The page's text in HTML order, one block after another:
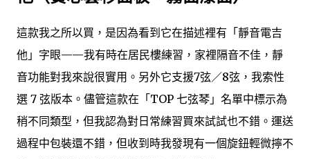
這款我之所以買，是因為看到它在描述裡有「靜音電吉
他」字眼——我有時在居民樓練習，家裡隔音不佳，靜
音功能對我來說很實用。另外它支援7弦／8弦，我索性
選 7 弦版本。儘管這款在「TOP 七弦琴」名單中標示為
稍不同類型，但我認為對日常練習買來試試也不錯。運送
過程中包裝還不錯，但收到時我發現有一個旋鈕輕微擰不